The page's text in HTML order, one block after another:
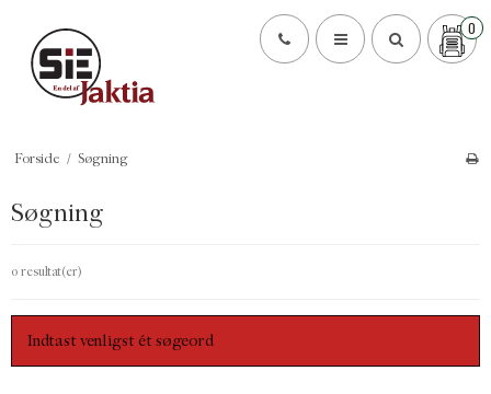
0
Forside / Søgning
Søgning
0 resultat(er)
Indtast venligst ét søgeord